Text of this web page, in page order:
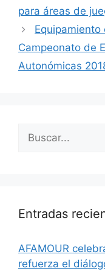
para áreas de
Campeonato de
Autonómicas
Entradas
AFAMOUR
refuerza el